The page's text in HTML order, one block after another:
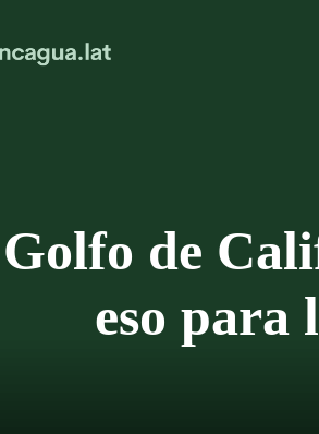
de
eso para